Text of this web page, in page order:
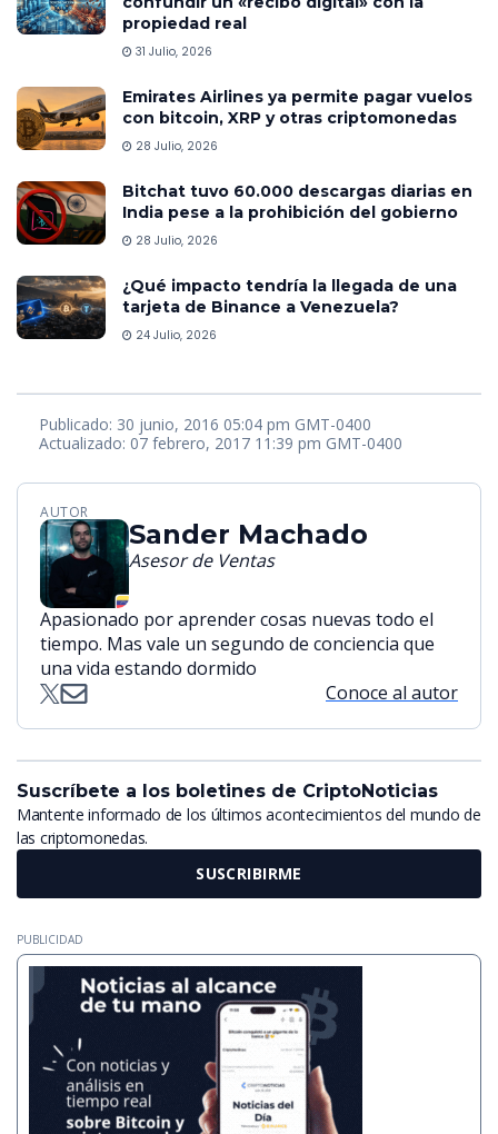
propiedad real
31 Julio, 2026
Emirates Airlines ya permite pagar vuelos
con bitcoin, XRP y otras criptomonedas
28 Julio, 2026
Bitchat tuvo 60.000 descargas diarias en
India pese a la prohibición del gobierno
28 Julio, 2026
¿Qué impacto tendría la llegada de una
tarjeta de Binance a Venezuela?
24 Julio, 2026
Publicado: 30 junio, 2016 05:04 pm GMT-0400
Actualizado: 07 febrero, 2017 11:39 pm GMT-0400
AUTOR
Sander Machado
Asesor de Ventas
Apasionado por aprender cosas nuevas todo el
tiempo. Mas vale un segundo de conciencia que
una vida estando dormido
Conoce al autor
Suscríbete a los boletines de CriptoNoticias
Mantente informado de los últimos acontecimientos del mundo de
las criptomonedas.
SUSCRIBIRME
PUBLICIDAD